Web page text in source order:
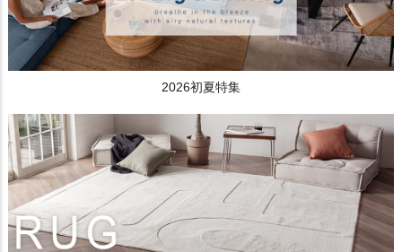
2026初夏特集